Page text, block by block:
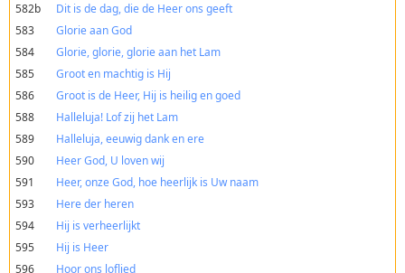
582b
Dit is de dag, die de Heer ons geeft
583
Glorie aan God
584
Glorie, glorie, glorie aan het Lam
585
Groot en machtig is Hij
586
Groot is de Heer, Hij is heilig en goed
588
Halleluja! Lof zij het Lam
589
Halleluja, eeuwig dank en ere
590
Heer God, U loven wij
591
Heer, onze God, hoe heerlijk is Uw naam
593
Here der heren
594
Hij is verheerlijkt
595
Hij is Heer
596
Hoor ons loflied